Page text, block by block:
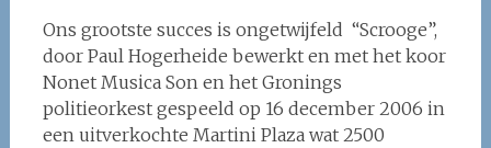
Ons grootste succes is ongetwijfeld “Scrooge”,
door Paul Hogerheide bewerkt en met het koor
Nonet Musica Son en het Gronings
politieorkest gespeeld op 16 december 2006 in
een uitverkochte Martini Plaza wat 2500